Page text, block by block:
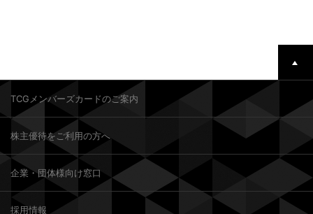
TCGメンバーズカードのご案内
株主優待をご利用の方へ
企業・団体様向け窓口
採用情報